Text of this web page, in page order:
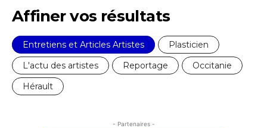
Nom
Prénom
Adresse email*
Affiner vos résultats
Entretiens et Articles Artistes
Plasticien
L'actu des artistes
Reportage
Occitanie
Hérault
- Partenaires -